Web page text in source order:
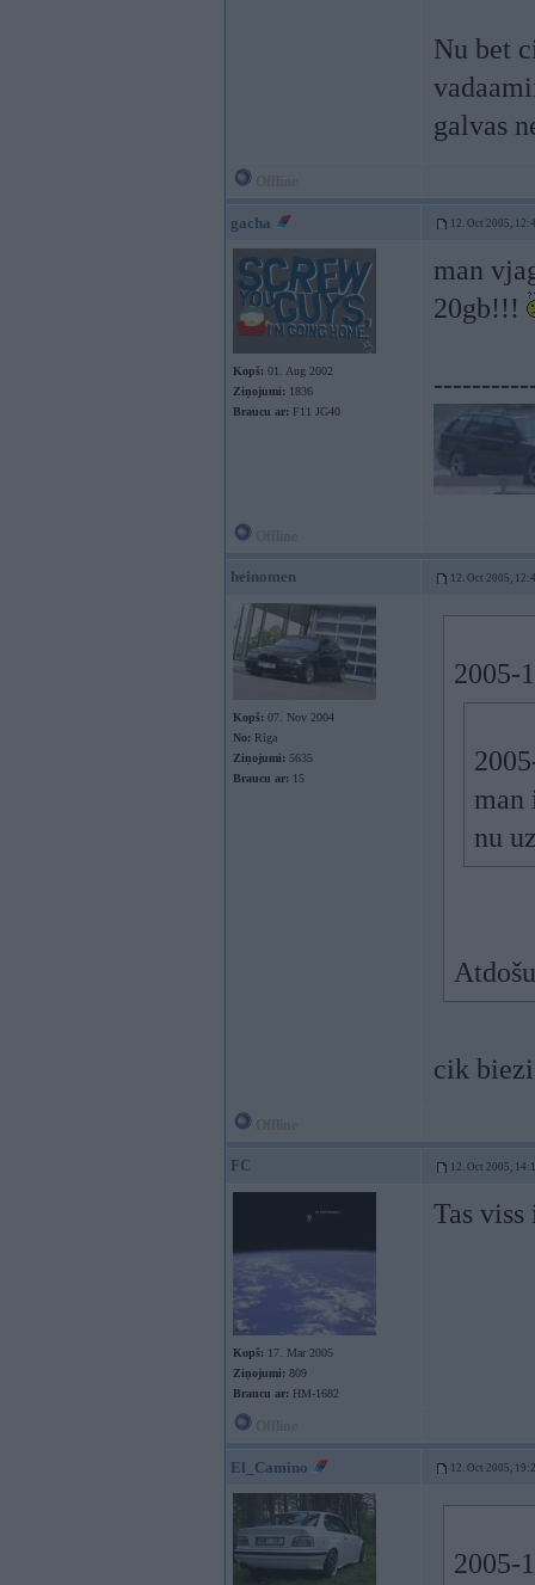
Nu bet
galvas
gacha 12. Oct 2005,
Kopš: 01. Aug 2002
Ziņojumi: 1836
Braucu ar: F11 JG40
man
20gb!!!
heinomen 12. Oct 2005,
Kopš: 07. Nov 2004
No: Rīga
Ziņojumi: 5635
Braucu ar: 15
2005-
man
nu
cik
FC 12. Oct 2005,
Kopš: 17. Mar 2005
Ziņojumi: 809
Braucu ar: HM-1682
Tas
El_Camino 12. Oct 2005,
2005-